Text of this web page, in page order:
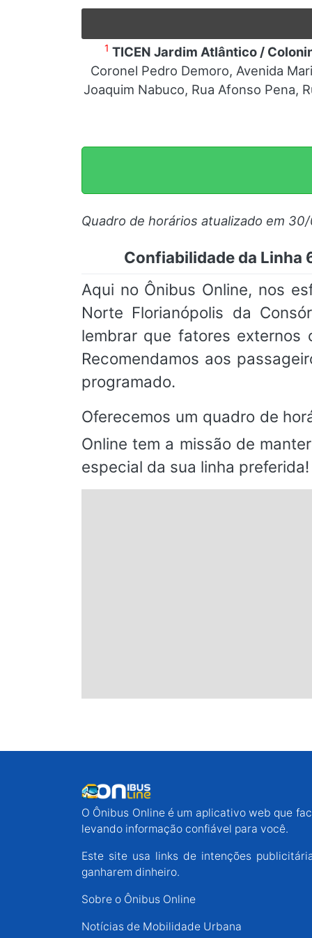
1 TICEN Jardim Atlântico /
Coronel Pedro Demoro, Avenida
Joaquim Nabuco, Rua Afonso Pena,
Quadro de horários atualizado em
Confiabilidade da Linha
Aqui no Ônibus Online, nos
Norte Florianópolis da
lembrar que fatores externos
Recomendamos aos
programado.
Oferecemos um quadro de
Online tem a missão de
especial da sua linha preferida!
O Ônibus Online é um aplicativo web que
levando informação confiável para você.
Este site usa links de intenções
ganharem dinheiro.
Sobre o Ônibus Online
Notícias de Mobilidade Urbana